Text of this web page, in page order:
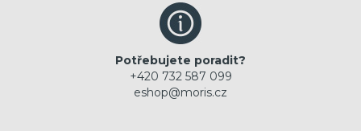
Potřebujete poradit?
+420 732 587 099
eshop@moris.cz